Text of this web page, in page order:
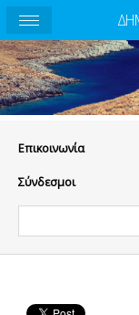
Eπικοινωνία
Σύνδεσμοι